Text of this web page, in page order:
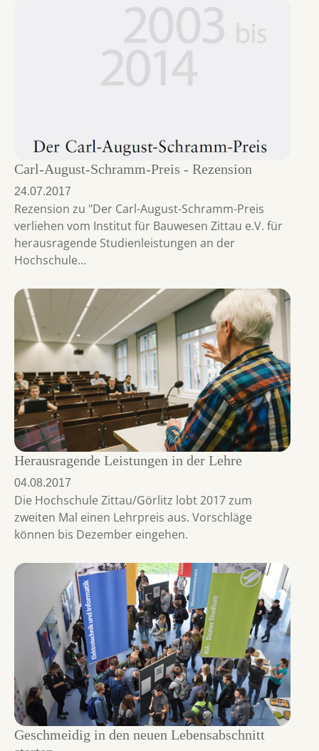
Carl-August-Schramm-Preis - Rezension
24.07.2017
Rezension zu "Der Carl-August-Schramm-Preis
verliehen vom Institut für Bauwesen Zittau e.V. für
herausragende Studienleistungen an der
Hochschule…
Herausragende Leistungen in der Lehre
04.08.2017
Die Hochschule Zittau/Görlitz lobt 2017 zum
zweiten Mal einen Lehrpreis aus. Vorschläge
können bis Dezember eingehen.
Geschmeidig in den neuen Lebensabschnitt